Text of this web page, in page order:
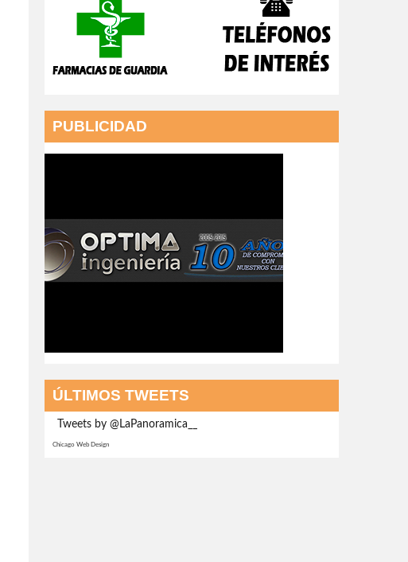
PUBLICIDAD
ÚLTIMOS TWEETS
Tweets by @LaPanoramica__
Chicago Web Design